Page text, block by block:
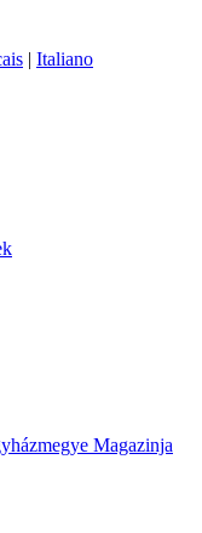
| Italiano
Magazinja